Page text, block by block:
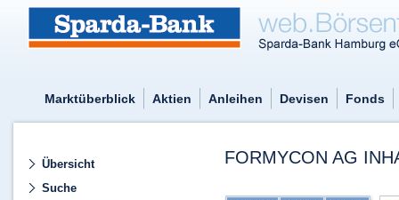
Marktüberblick Aktien Anleihen Devisen Fonds
Übersicht
Suche
FORMYCON AG